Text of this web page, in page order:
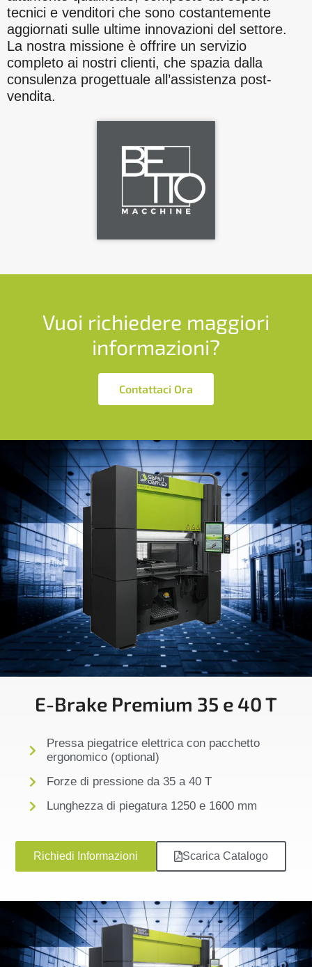
tecnici e venditori che sono costantemente
aggiornati sulle ultime innovazioni del settore.
La nostra missione è offrire un servizio
completo ai nostri clienti, che spazia dalla
consulenza progettuale all’assistenza post-
vendita.
Vuoi richiedere maggiori
informazioni?
Contattaci Ora
E-Brake Premium 35 e 40 T
Pressa piegatrice elettrica con pacchetto
ergonomico (optional)
Forze di pressione da 35 a 40 T
Lunghezza di piegatura 1250 e 1600 mm
Richiedi Informazioni Scarica Catalogo